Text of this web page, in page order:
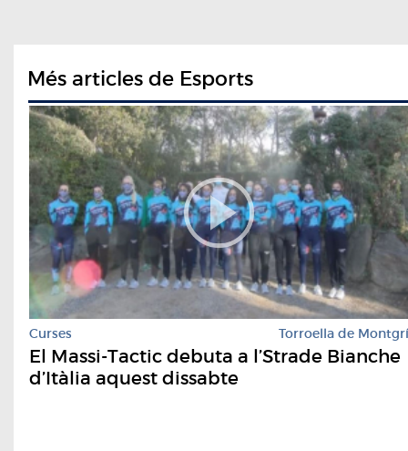
Més articles de Esports
Curses Torroella de Montgrí
El Massi-Tactic debuta a l’Strade Bianche
d’Itàlia aquest dissabte